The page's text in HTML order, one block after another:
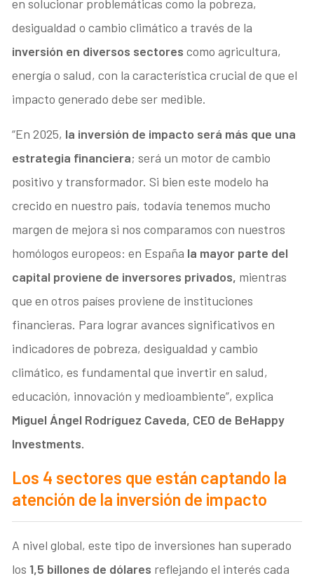
en solucionar problemáticas como la pobreza,
desigualdad o cambio climático a través de la
inversión en diversos sectores como agricultura,
energía o salud, con la característica crucial de que el
impacto generado debe ser medible.
“En 2025, la inversión de impacto será más que una
estrategia financiera; será un motor de cambio
positivo y transformador. Si bien este modelo ha
crecido en nuestro país, todavía tenemos mucho
margen de mejora si nos comparamos con nuestros
homólogos europeos: en España la mayor parte del
capital proviene de inversores privados, mientras
que en otros países proviene de instituciones
financieras. Para lograr avances significativos en
indicadores de pobreza, desigualdad y cambio
climático, es fundamental que invertir en salud,
educación, innovación y medioambiente”, explica
Miguel Ángel Rodríguez Caveda, CEO de BeHappy
Investments.
Los 4 sectores que están captando la
atención de la inversión de impacto
A nivel global, este tipo de inversiones han superado
los1,5 billones de dólares reflejando el interés cada